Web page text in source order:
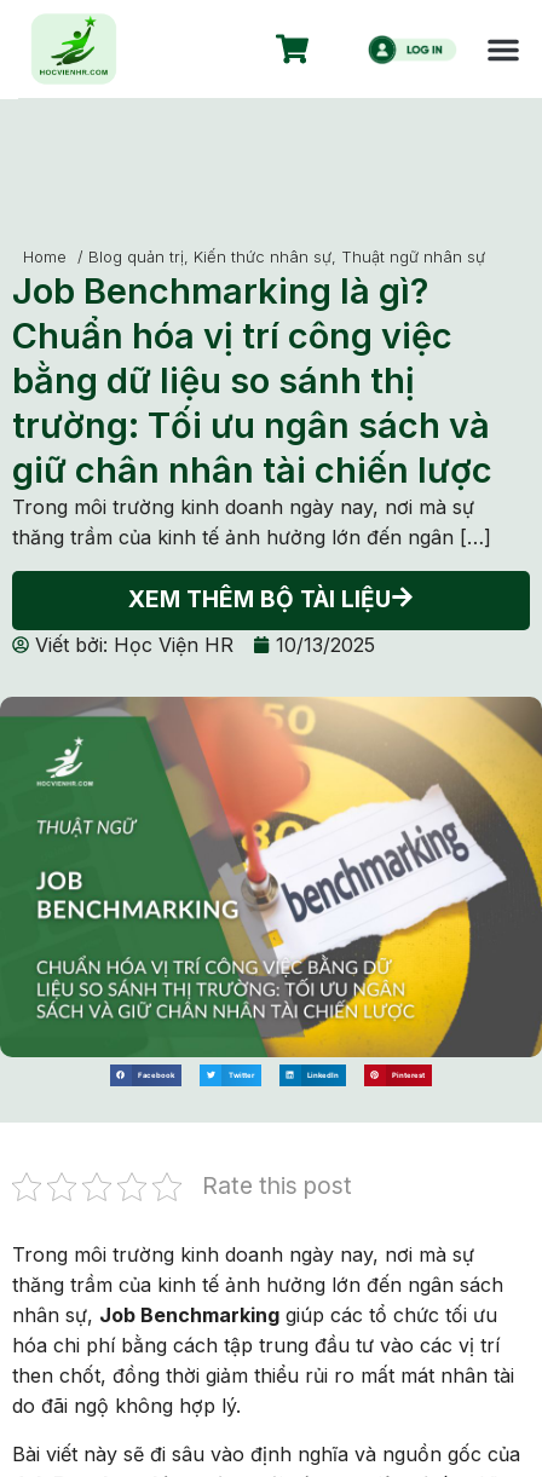
Home / Blog quản trị, Kiến thức nhân sự, Thuật ngữ nhân sự
Job Benchmarking là gì?
Chuẩn hóa vị trí công việc
bằng dữ liệu so sánh thị
trường: Tối ưu ngân sách và
giữ chân nhân tài chiến lược
Trong môi trường kinh doanh ngày nay, nơi mà sự
thăng trầm của kinh tế ảnh hưởng lớn đến ngân […]
XEM THÊM BỘ TÀI LIỆU
Viết bởi: Học Viện HR 10/13/2025
Facebook Twitter LinkedIn Pinterest
Rate this post
Trong môi trường kinh doanh ngày nay, nơi mà sự
thăng trầm của kinh tế ảnh hưởng lớn đến ngân sách
nhân sự, Job Benchmarking giúp các tổ chức tối ưu
hóa chi phí bằng cách tập trung đầu tư vào các vị trí
then chốt, đồng thời giảm thiểu rủi ro mất mát nhân tài
do đãi ngộ không hợp lý.
Bài viết này sẽ đi sâu vào định nghĩa và nguồn gốc của